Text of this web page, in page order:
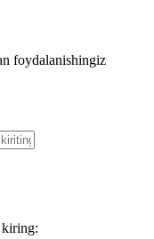
foydalanishingiz